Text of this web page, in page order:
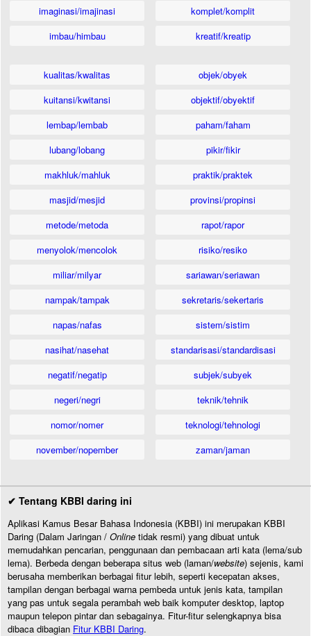
imaginasi/imajinasi
imbau/himbau
komplet/komplit
kreatif/kreatip
kualitas/kwalitas
kuitansi/kwitansi
lembap/lembab
lubang/lobang
makhluk/mahluk
masjid/mesjid
metode/metoda
menyolok/mencolok
miliar/milyar
nampak/tampak
napas/nafas
nasihat/nasehat
negatif/negatip
negeri/negri
nomor/nomer
november/nopember
objek/obyek
objektif/obyektif
paham/faham
pikir/fikir
praktik/praktek
provinsi/propinsi
rapot/rapor
risiko/resiko
sariawan/seriawan
sekretaris/sekertaris
sistem/sistim
standarisasi/standardisasi
subjek/subyek
teknik/tehnik
teknologi/tehnologi
zaman/jaman
✔ Tentang KBBI daring ini
Aplikasi Kamus Besar Bahasa Indonesia (KBBI) ini merupakan KBBI
Daring (Dalam Jaringan / Online tidak resmi) yang dibuat untuk
memudahkan pencarian, penggunaan dan pembacaan arti kata (lema/sub
lema). Berbeda dengan beberapa situs web (laman/website) sejenis, kami
berusaha memberikan berbagai fitur lebih, seperti kecepatan akses,
tampilan dengan berbagai warna pembeda untuk jenis kata, tampilan
yang pas untuk segala perambah web baik komputer desktop, laptop
maupun telepon pintar dan sebagainya. Fitur-fitur selengkapnya bisa
dibaca dibagian Fitur KBBI Daring.